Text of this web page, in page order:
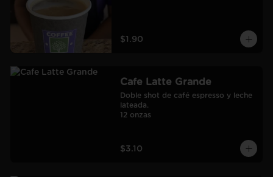
$1.90
Cafe Latte Grande
Doble shot de café espresso y leche
lateada.
12 onzas
$3.10